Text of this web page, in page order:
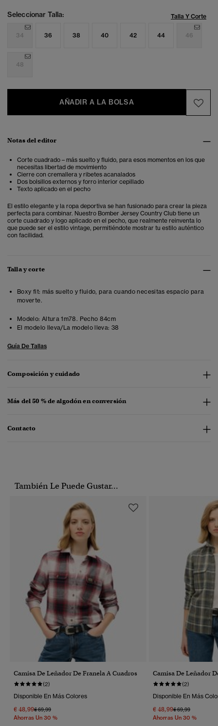
Seleccionar Talla: Talla Y Corte
34 36 38 40 42 44 46
48
AÑADIR A LA BOLSA
Notas del editor
Corte cuadrado – más suelto y fluido, para esos momentos en los que
necesitas libertad de movimiento
Cierre con cremallera y ribetes acanalados
Dos bolsillos externos y forro interior cepillado
Texto aplicado en el pecho
El estilo elegante y la ropa deportiva se han fusionado para crear la pieza
perfecta para combinar. Nuestro Bomber Jersey Country Club tiene un
corte cuadrado y logo aplicado en el pecho, que realmente reinventa lo
que puede ser el estilo vintage, permitiéndote mostrar tu estilo auténtico
con facilidad.
Talla y corte
Boxy fit: más suelto y fluido, para cuando necesitas espacio para
moverte.
Modelo: Altura 1m78. Pecho 84cm
El modelo lleva/La modelo lleva: 38
Guía De Tallas
Composición y cuidado
Más del 50 % de algodón en conversión
Contacto
También Le Puede Gustar...
Camisa De Leñador De Franela A Cuadros
(2)
Disponible En Más Colores
€ 48,99Precio Rebajado De
€ 69,99A
Ahorras Un 30 %
Camisa De Leñador
(2)
Disponible En Más
€ 48,99Precio Rebajado
€ 69,99A
Ahorras Un 30 %